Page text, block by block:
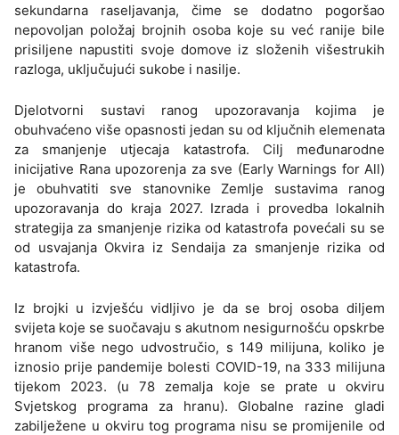
sekundarna raseljavanja, čime se dodatno pogoršao
nepovoljan položaj brojnih osoba koje su već ranije bile
prisiljene napustiti svoje domove iz složenih višestrukih
razloga, uključujući sukobe i nasilje.
Djelotvorni sustavi ranog upozoravanja kojima je
obuhvaćeno više opasnosti jedan su od ključnih elemenata
za smanjenje utjecaja katastrofa. Cilj međunarodne
inicijative Rana upozorenja za sve (Early Warnings for All)
je obuhvatiti sve stanovnike Zemlje sustavima ranog
upozoravanja do kraja 2027. Izrada i provedba lokalnih
strategija za smanjenje rizika od katastrofa povećali su se
od usvajanja Okvira iz Sendaija za smanjenje rizika od
katastrofa.
Iz brojki u izvješću vidljivo je da se broj osoba diljem
svijeta koje se suočavaju s akutnom nesigurnošću opskrbe
hranom više nego udvostručio, s 149 milijuna, koliko je
iznosio prije pandemije bolesti COVID-19, na 333 milijuna
tijekom 2023. (u 78 zemalja koje se prate u okviru
Svjetskog programa za hranu). Globalne razine gladi
zabilježene u okviru tog programa nisu se promijenile od